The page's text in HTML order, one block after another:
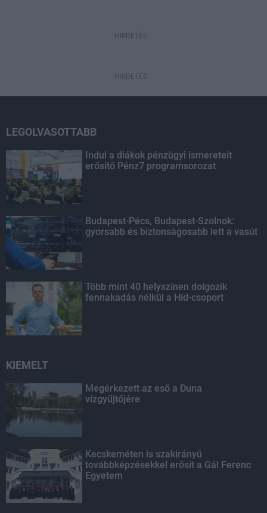
HIRDETÉS
HIRDETÉS
LEGOLVASOTTABB
Indul a diákok pénzügyi ismereteit
erősítő Pénz7 programsorozat
Budapest-Pécs, Budapest-Szolnok:
gyorsabb és biztonságosabb lett a vasút
Több mint 40 helyszínen dolgozik
fennakadás nélkül a Híd-csoport
KIEMELT
Megérkezett az eső a Duna
vízgyűjtőjére
Kecskeméten is szakirányú
továbbképzésekkel erősít a Gál Ferenc
Egyetem